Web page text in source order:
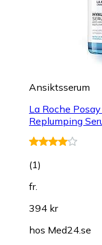
Ansiktsserum
La Roche
Replumping
(1)
fr.
394 kr
hos Med24.se